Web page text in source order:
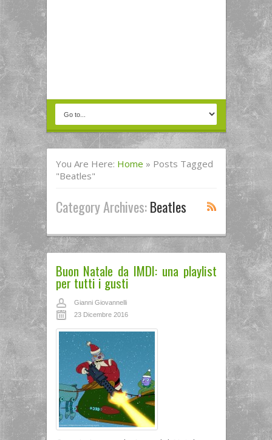
You Are Here: Home » Posts Tagged
"beatles"
Category Archives:Beatles
Buon Natale da IMDI: una playlist
per tutti i gusti
Gianni Giovannelli
23 Dicembre 2016